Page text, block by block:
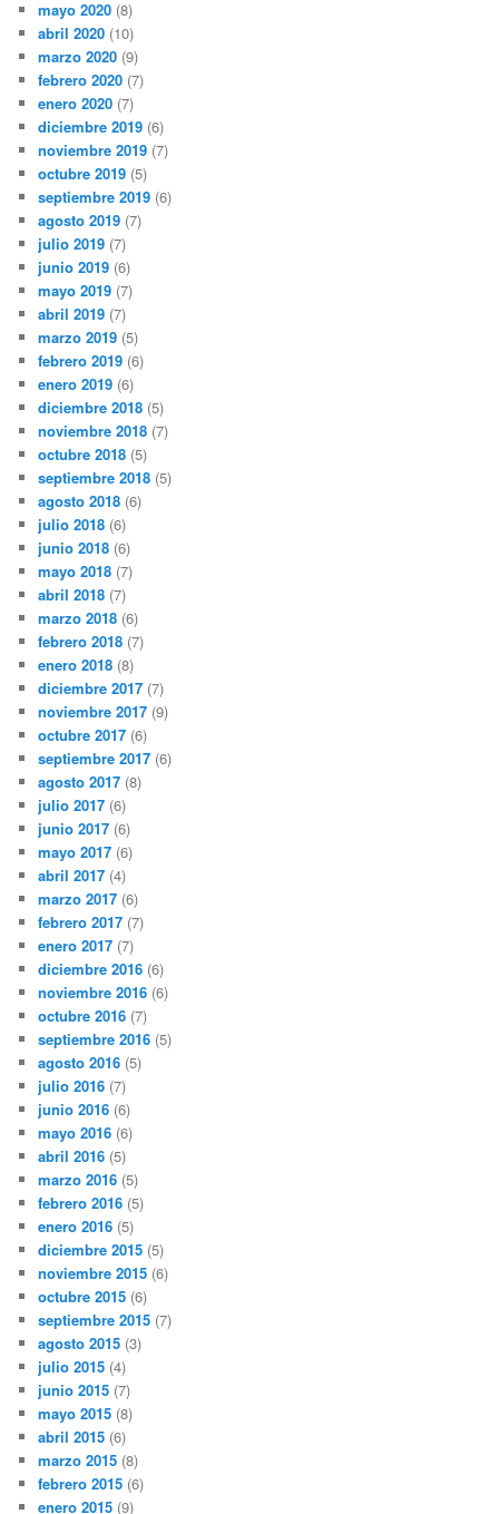
mayo 2020 (8)
abril 2020 (10)
marzo 2020 (9)
febrero 2020 (7)
enero 2020 (7)
diciembre 2019 (6)
noviembre 2019 (7)
octubre 2019 (5)
septiembre 2019 (6)
agosto 2019 (7)
julio 2019 (7)
junio 2019 (6)
mayo 2019 (7)
abril 2019 (7)
marzo 2019 (5)
febrero 2019 (6)
enero 2019 (6)
diciembre 2018 (5)
noviembre 2018 (7)
octubre 2018 (5)
septiembre 2018 (5)
agosto 2018 (6)
julio 2018 (6)
junio 2018 (6)
mayo 2018 (7)
abril 2018 (7)
marzo 2018 (6)
febrero 2018 (7)
enero 2018 (8)
diciembre 2017 (7)
noviembre 2017 (9)
octubre 2017 (6)
septiembre 2017 (6)
agosto 2017 (8)
julio 2017 (6)
junio 2017 (6)
mayo 2017 (6)
abril 2017 (4)
marzo 2017 (6)
febrero 2017 (7)
enero 2017 (7)
diciembre 2016 (6)
noviembre 2016 (6)
octubre 2016 (7)
septiembre 2016 (5)
agosto 2016 (5)
julio 2016 (7)
junio 2016 (6)
mayo 2016 (6)
abril 2016 (5)
marzo 2016 (5)
febrero 2016 (5)
enero 2016 (5)
diciembre 2015 (5)
noviembre 2015 (6)
octubre 2015 (6)
septiembre 2015 (7)
agosto 2015 (3)
julio 2015 (4)
junio 2015 (7)
mayo 2015 (8)
abril 2015 (6)
marzo 2015 (8)
febrero 2015 (6)
enero 2015 (9)